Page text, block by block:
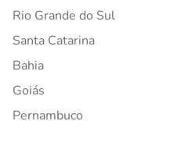
Rio Grande do Sul
Santa Catarina
Bahia
Goiás
Pernambuco